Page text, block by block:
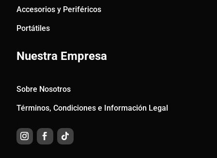
Accesorios y Periféricos
Portátiles
Nuestra Empresa
Sobre Nosotros
Términos, Condiciones e Información Legal